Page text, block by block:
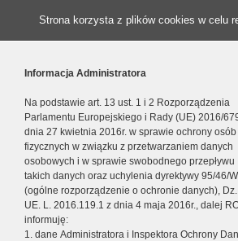
Strona korzysta z plików cookies w celu
Informacja Administratora
Na podstawie art. 13 ust. 1 i 2 Rozporządzenia
Parlamentu Europejskiego i Rady (UE) 2016/
dnia 27 kwietnia 2016r. w sprawie ochrony osób
fizycznych w związku z przetwarzaniem danych
osobowych i w sprawie swobodnego przepływu
takich danych oraz uchylenia dyrektywy 95/46/
(ogólne rozporządzenie o ochronie danych),
UE. L. 2016.119.1 z dnia 4 maja 2016r., dalej
informuję:
1. dane Administratora i Inspektora Ochrony